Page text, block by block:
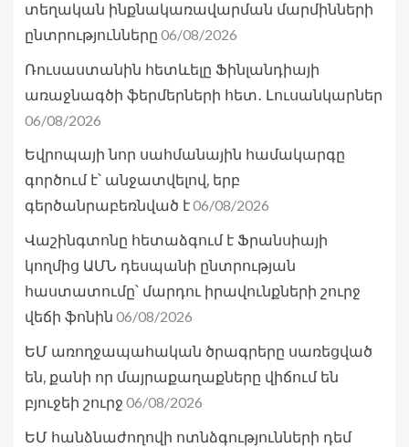
տեղական ինքնակառավարման մարմինների
ընտրությունները 06/08/2026
Ռուսաստանին հետևելը Ֆինլանդիայի
առաջնագծի ֆերմերների հետ․ Լուսանկարներ
06/08/2026
Եվրոպայի նոր սահմանային համակարգը
գործում է՝ անջատվելով, երբ
գերծանրաբեռնված է06/08/2026
Վաշինգտոնը հետաձգում է Ֆրանսիայի
կողմից ԱՄՆ դեսպանի ընտրության
հաստատումը՝ մարդու իրավունքների շուրջ
վեճի ֆոնին 06/08/2026
ԵՄ առողջապահական ծրագրերը սառեցված
են, քանի որ մայրաքաղաքները վիճում են
բյուջեի շուրջ 06/08/2026
ԵՄ հանձնաժողովի ոտնձգությունների դեմ